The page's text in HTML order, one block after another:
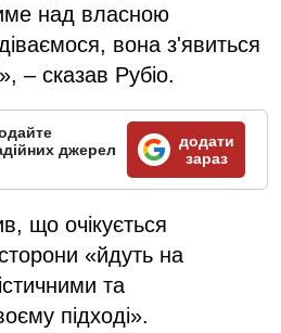
над власною
вона з'явиться
– сказав Рубіо.
джерел
додати
зараз
що очікується
«йдуть на
та
підході».